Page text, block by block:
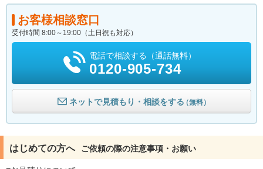
お客様相談窓口
受付時間 8:00～19:00（土日祝も対応）
電話で相談する（通話無料）
0120-905-734
ネットで見積もり・相談をする（無料）
はじめての方へ ご依頼の際の注意事項・お願い